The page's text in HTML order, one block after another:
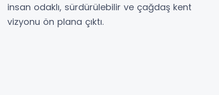
insan odaklı, sürdürülebilir ve çağdaş kent
vizyonu ön plana çıktı.